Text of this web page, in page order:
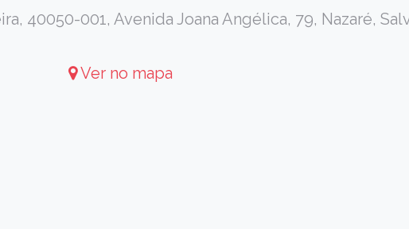
40050-001, Avenida Joana Angélica, 79, Nazaré,
Ver no mapa